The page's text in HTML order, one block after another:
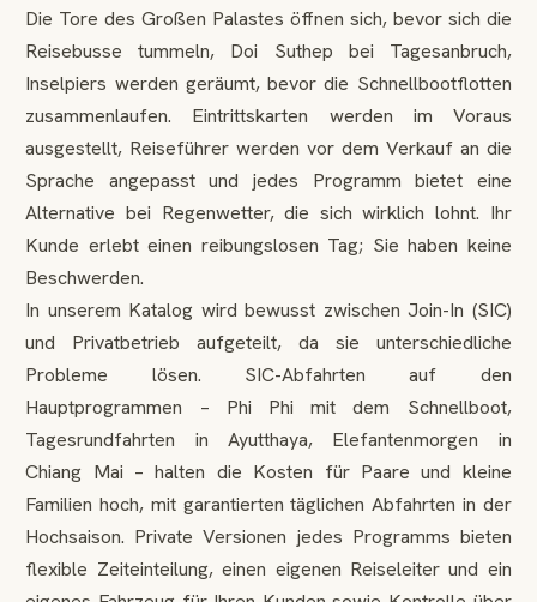
Die Tore des Großen Palastes öffnen sich, bevor sich die
Reisebusse tummeln, Doi Suthep bei Tagesanbruch,
Inselpiers werden geräumt, bevor die Schnellbootflotten
zusammenlaufen. Eintrittskarten werden im Voraus
ausgestellt, Reiseführer werden vor dem Verkauf an die
Sprache angepasst und jedes Programm bietet eine
Alternative bei Regenwetter, die sich wirklich lohnt. Ihr
Kunde erlebt einen reibungslosen Tag; Sie haben keine
Beschwerden.
In unserem Katalog wird bewusst zwischen Join-In (SIC)
und Privatbetrieb aufgeteilt, da sie unterschiedliche
Probleme lösen. SIC-Abfahrten auf den
Hauptprogrammen – Phi Phi mit dem Schnellboot,
Tagesrundfahrten in Ayutthaya, Elefantenmorgen in
Chiang Mai – halten die Kosten für Paare und kleine
Familien hoch, mit garantierten täglichen Abfahrten in der
Hochsaison. Private Versionen jedes Programms bieten
flexible Zeiteinteilung, einen eigenen Reiseleiter und ein